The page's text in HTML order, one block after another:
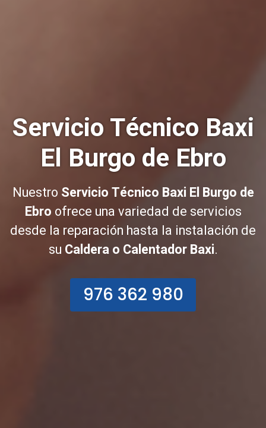
Servicio Técnico Baxi
El Burgo de Ebro
Nuestro Servicio Técnico Baxi El Burgo de
Ebro ofrece una variedad de servicios
desde la reparación hasta la instalación de
su Caldera o Calentador Baxi.
976 362 980